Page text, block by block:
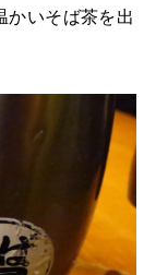
かいそば茶を出